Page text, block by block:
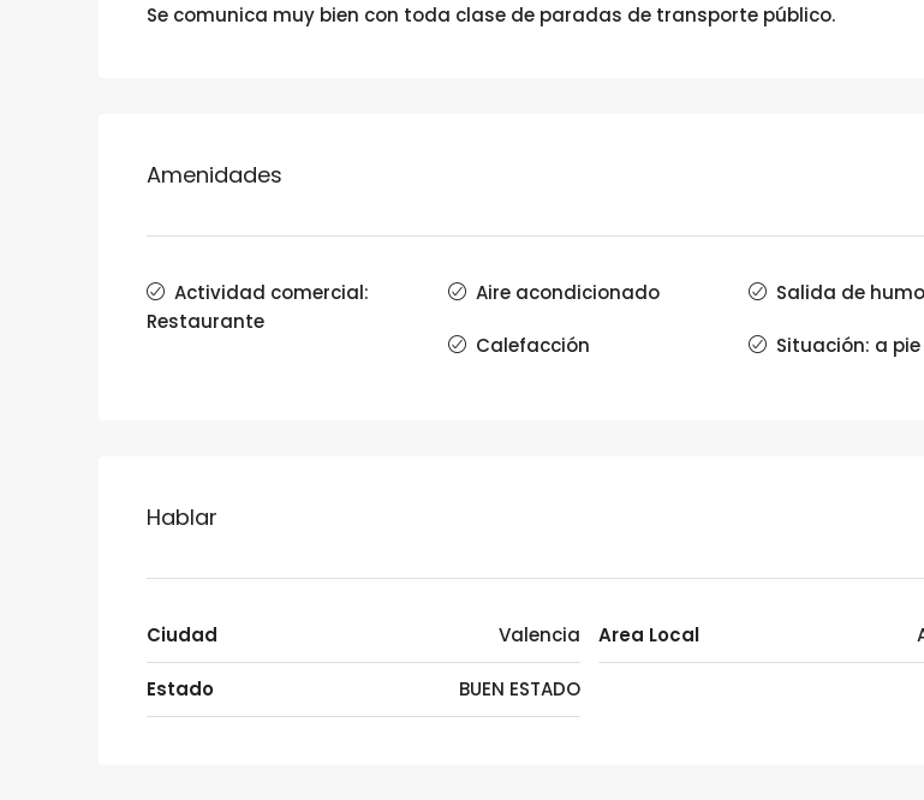
Se comunica muy bien con toda clase de paradas de transporte público.
Amenidades
Actividad comercial:
Restaurante
Aire acondicionado
Calefacción
Salida de
Situación: a
Hablar
Ciudad Valencia
Estado BUEN ESTADO
Area Local